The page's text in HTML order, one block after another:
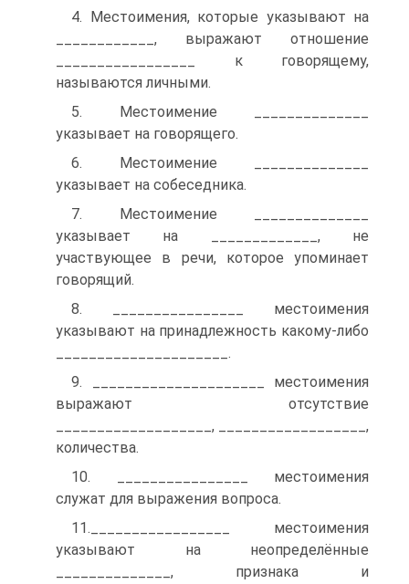
4. Местоимения, которые указывают на
____________, выражают отношение
_________________ к говорящему,
называются личными.
5. Местоимение ______________
указывает на говорящего.
6. Местоимение ______________
указывает на собеседника.
7. Местоимение ______________
указывает на _____________, не
участвующее в речи, которое упоминает
говорящий.
8. ________________ местоимения
указывают на принадлежность какому-либо
_____________________.
9. _____________________ местоимения
выражают отсутствие
___________________, __________________,
количества.
10. ________________ местоимения
служат для выражения вопроса.
11._________________ местоимения
указывают на неопределённые
______________, признака и